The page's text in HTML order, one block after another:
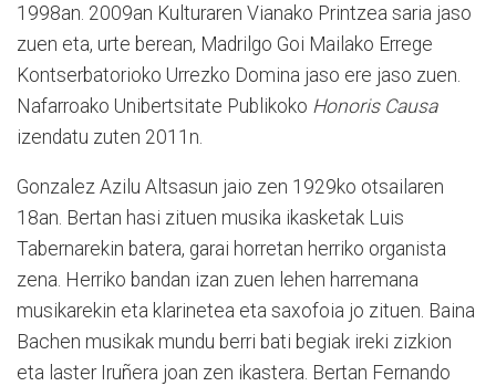
1998an. 2009an Kulturaren Vianako Printzea saria jaso
zuen eta, urte berean, Madrilgo Goi Mailako Errege
Kontserbatorioko Urrezko Domina jaso ere jaso zuen.
Nafarroako Unibertsitate Publikoko Honoris Causa
izendatu zuten 2011n.
Gonzalez Azilu Altsasun jaio zen 1929ko otsailaren
18an. Bertan hasi zituen musika ikasketak Luis
Tabernarekin batera, garai horretan herriko organista
zena. Herriko bandan izan zuen lehen harremana
musikarekin eta klarinetea eta saxofoia jo zituen. Baina
Bachen musikak mundu berri bati begiak ireki zizkion
eta laster Iruñera joan zen ikastera. Bertan Fernando